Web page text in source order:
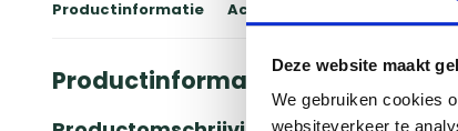
Deze website maakt
We gebruiken cookies
websiteverkeer te
Productinformatie Accessoires
Productinformatie